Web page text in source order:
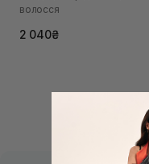
волосся
2 040₴